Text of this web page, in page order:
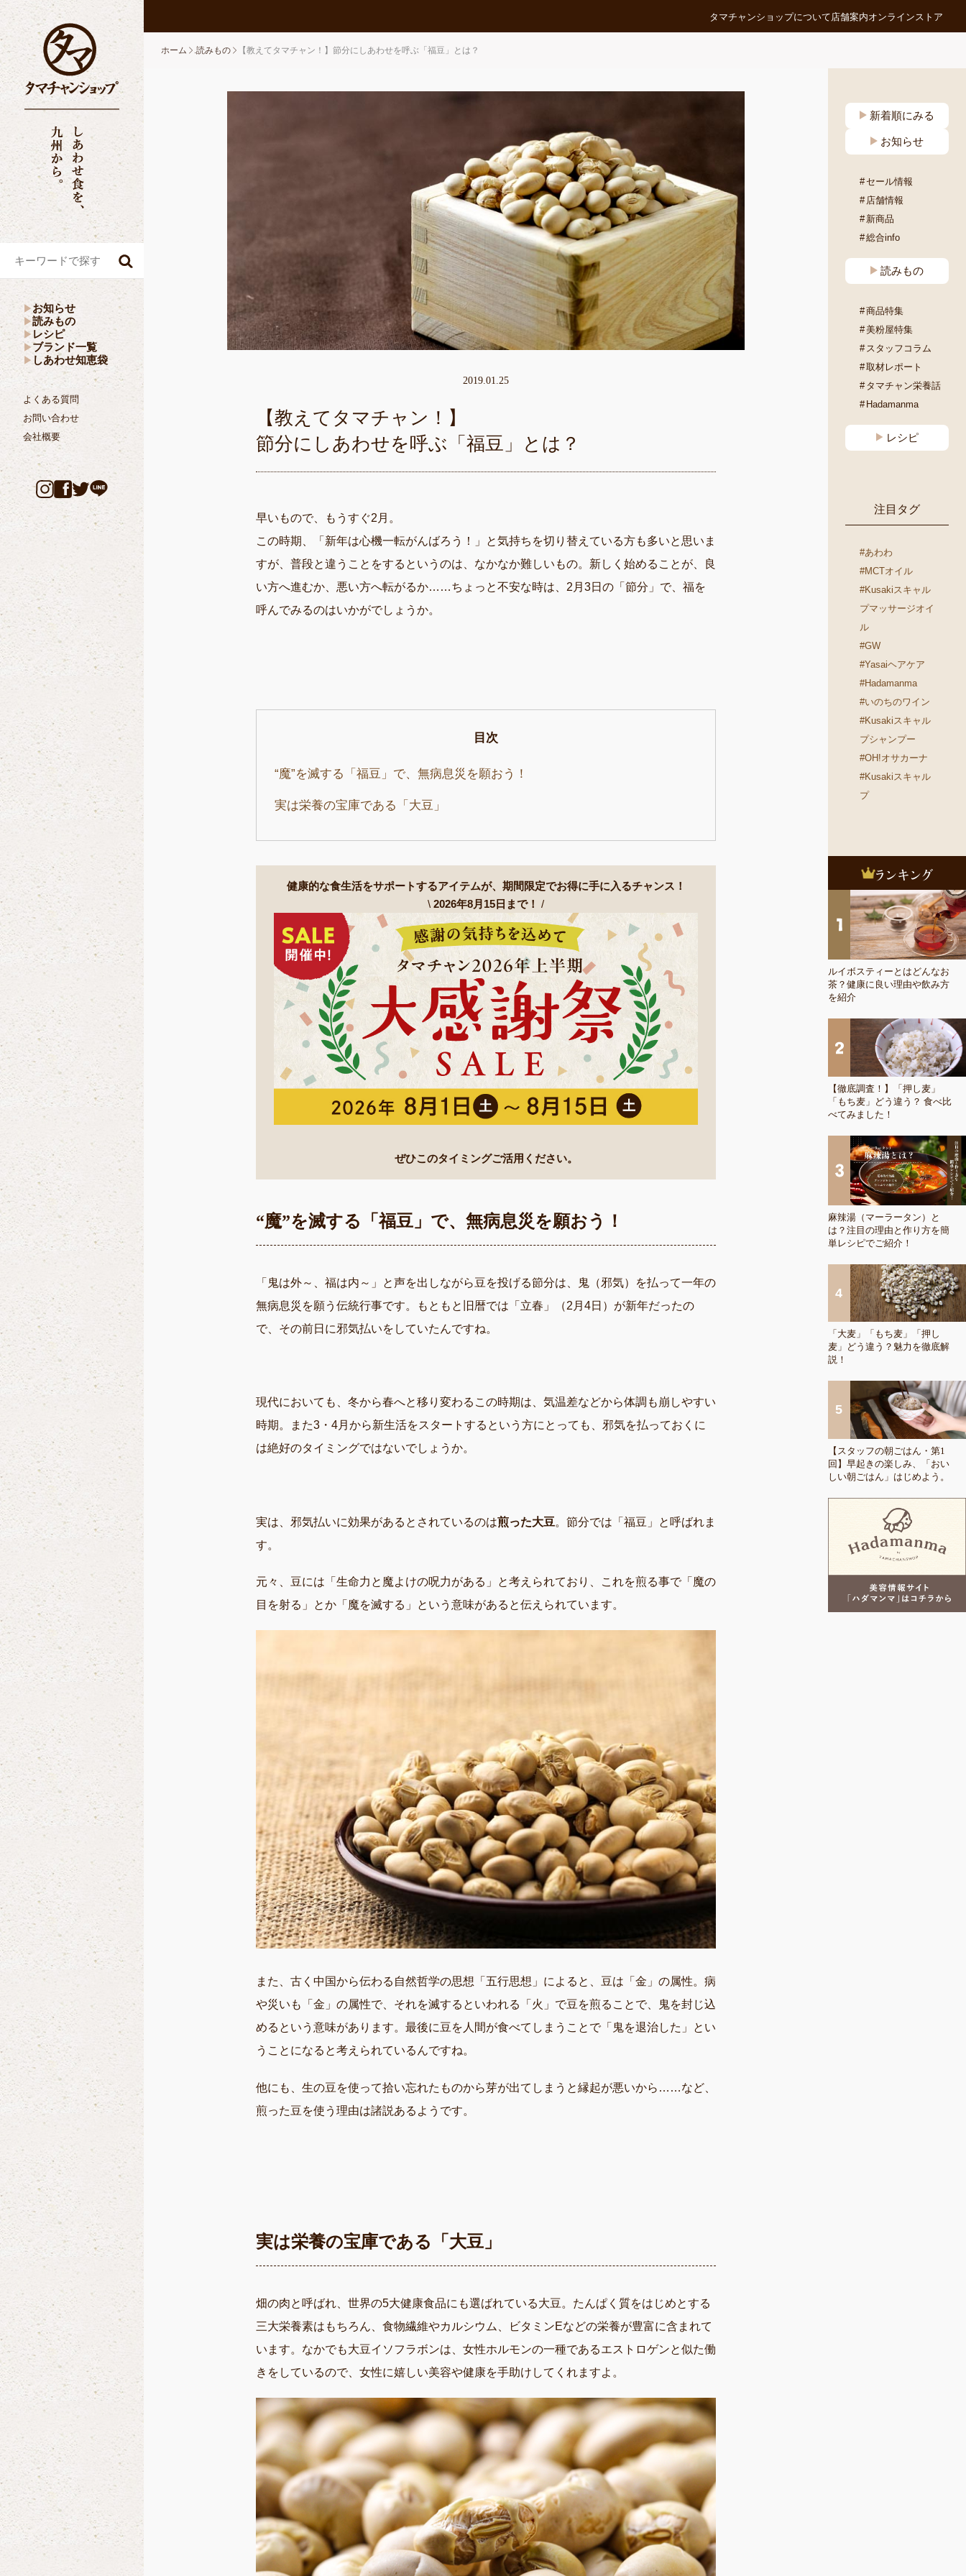
お知らせ
読みもの
レシピ
ブランド一覧
しあわせ知恵袋
よくある質問
お問い合わせ
会社概要
タマチャンショップについて 店舗案内オンラインストア
ホーム .読みもの 【教えてタマチャン！】節分にしあわせを呼ぶ「福豆」とは？
2019.01.25
【教えてタマチャン！】
節分にしあわせを呼ぶ「福豆」とは？
早いもので、もうすぐ2月。
この時期、「新年は心機一転がんばろう！」と気持ちを切り替えている方も多いと思いま
すが、普段と違うことをするというのは、なかなか難しいもの。新しく始めることが、良
い方へ進むか、悪い方へ転がるか……ちょっと不安な時は、2月3日の「節分」で、福を
呼んでみるのはいかがでしょうか。
目次
“魔”を滅する「福豆」で、無病息災を願おう！
実は栄養の宝庫である「大豆」
健康的な食生活をサポートするアイテムが、 期間限定でお得に手に入るチャンス！
\ 2026年8月15日まで！ /
ぜひこのタイミングご活用ください。
“魔”を滅する「福豆」で、無病息災を願おう！
「鬼は外～、福は内～」と声を出しながら豆を投げる節分は、鬼（邪気）を払って一年の
無病息災を願う伝統行事です。もともと旧暦では「立春」（2月4日）が新年だったの
で、その前日に邪気払いをしていたんですね。
現代においても、冬から春へと移り変わるこの時期は、気温差などから体調も崩しやすい
時期。また3・4月から新生活をスタートするという方にとっても、邪気を払っておくに
は絶好のタイミングではないでしょうか。
実は、邪気払いに効果があるとされているのは煎った大豆。節分では「福豆」と呼ばれま
す。
元々、豆には「生命力と魔よけの呪力がある」と考えられており、これを煎る事で「魔の
目を射る」とか「魔を滅する」という意味があると伝えられています。
また、古く中国から伝わる自然哲学の思想「五行思想」によると、豆は「金」の属性。病
や災いも「金」の属性で、それを滅するといわれる「火」で豆を煎ることで、鬼を封じ込
めるという意味があります。最後に豆を人間が食べてしまうことで「鬼を退治した」とい
うことになると考えられているんですね。
他にも、生の豆を使って拾い忘れたものから芽が出てしまうと縁起が悪いから……など、
煎った豆を使う理由は諸説あるようです。
実は栄養の宝庫である「大豆」
畑の肉と呼ばれ、世界の5大健康食品にも選ばれている大豆。 たんぱく質をはじめとする
三大栄養素はもちろん、食物繊維やカルシウム、ビタミンEなどの栄養が豊富に含まれて
います。 なかでも大豆イソフラボンは、女性ホルモンの一種であるエストロゲンと似た働
きをしているので、女性に嬉しい美容や健康を手助けしてくれますよ。
ルイボスティーとはどんなお
茶？健康に良い理由や飲み方
を紹介
【徹底調査！】「押し麦」
「もち麦」どう違う？ 食べ比
べてみました！
麻辣湯（マーラータン）と
は？注目の理由と作り方を簡
単レシピでご紹介！
「大麦」「もち麦」「押し
麦」どう違う？魅力を徹底解
説！
【スタッフの朝ごはん・第1
回】早起きの楽しみ、「おい
しい朝ごはん」はじめよう。
新着順にみる
お知らせ
セール情報
店舗情報
新商品
総合info
読みもの
商品特集
美粉屋特集
スタッフコラム
取材レポート
タマチャン栄養話
Hadamanma
レシピ
注目タグ
#あわわ
#MCTオイル
#Kusakiスキャル
プマッサージオイ
ル
#GW
#Yasaiヘアケア
#Hadamanma
#いのちのワイン
#Kusakiスキャル
プシャンプー
#OH!オサカーナ
#Kusakiスキャル
プ